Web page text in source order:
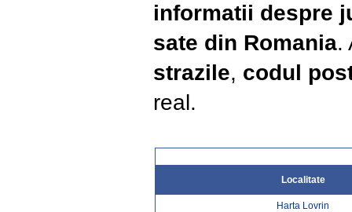
informatii despre
sate din Romania.
strazile, codul
real.
Localitate
Harta Lovrin